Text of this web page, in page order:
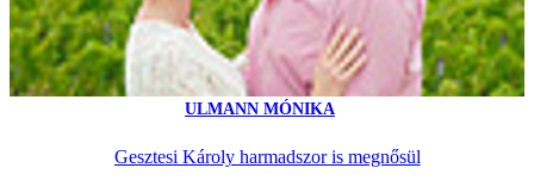
ULMANN MÓNIKA
Gesztesi Károly harmadszor is megnősül